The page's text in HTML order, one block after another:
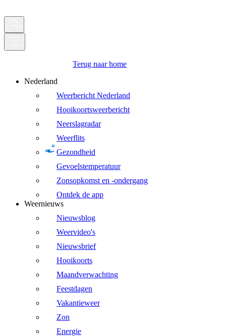
Terug naar home
Nederland
Weerbericht Nederland
Hooikoortsweerbericht
Neerslagradar
Weerflits
Gezondheid
Gevoelstemperatuur
Zonsopkomst en -ondergang
Ontdek de app
Weernieuws
Nieuwsblog
Weervideo's
Nieuwsbrief
Hooikoorts
Maandverwachting
Feestdagen
Vakantieweer
Zon
Energie